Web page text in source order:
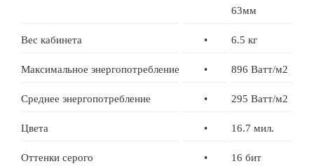
63мм
Вес кабинета • 6.5 кг
Максимальное энергопотребление • 896 Ватт/м2
Среднее энергопотребление • 295 Ватт/м2
Цвета • 16.7 мил.
Оттенки серого • 16 бит